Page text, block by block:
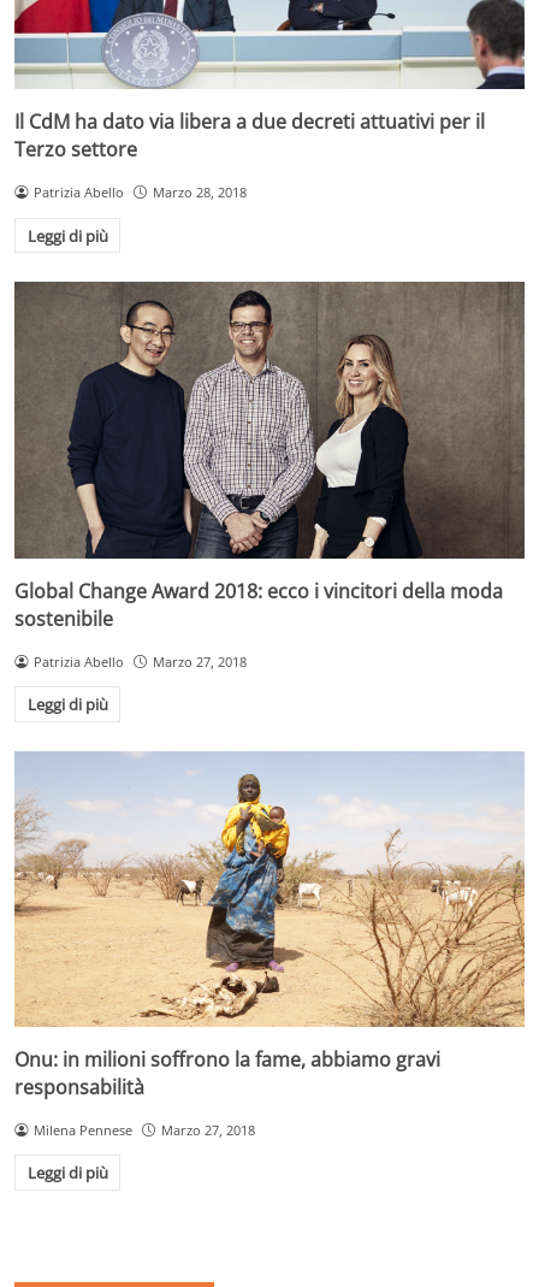
Il CdM ha dato via libera a due decreti attuativi per il
Terzo settore
Patrizia Abello Marzo 28, 2018
Leggi di più
Global Change Award 2018: ecco i vincitori della moda
sostenibile
Patrizia Abello Marzo 27, 2018
Leggi di più
Onu: in milioni soffrono la fame, abbiamo gravi
responsabilità
Milena Pennese Marzo 27, 2018
Leggi di più